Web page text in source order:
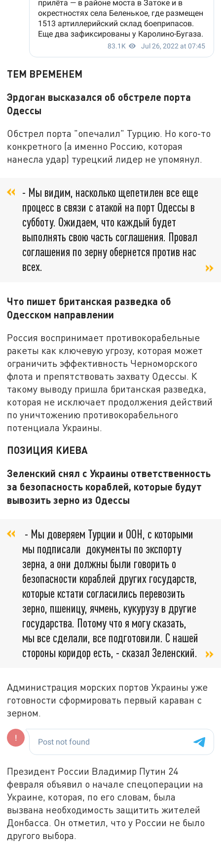
ТЕМ ВРЕМЕНЕМ
Эрдоган высказался об обстреле порта
Одессы
Обстрел порта "опечалил" Турцию. Но кого-то
конкретного (а именно Россию, которая
нанесла удар) турецкий лидер не упомянул.
- Мы видим, насколько щепетилен все еще
процесс в связи с атакой на порт Одессы в
субботу. Ожидаем, что каждый будет
выполнять свою часть соглашения. Провал
соглашения по зерну обернется против нас
всех.
Что пишет британская разведка об
Одесском направлении
Россия воспринимает противокорабельные
ракеты как ключевую угрозу, которая может
ограничить эффективность Черноморского
флота и препятствовать захвату Одессы. К
такому выводу пришла британская разведка,
которая не исключает продолжения действий
по уничтожению противокорабельного
потенциала Украины.
ПОЗИЦИЯ КИЕВА
Зеленский снял с Украины ответственность
за безопасность кораблей, которые будут
вывозить зерно из Одессы
- Мы доверяем Турции и ООН, с которыми
мы подписали документы по экспорту
зерна, а они должны были говорить о
безопасности кораблей других государств,
которые кстати согласились перевозить
зерно, пшеницу, ячмень, кукурузу в другие
государства. Потому что я могу сказать,
мы все сделали, все подготовили. С нашей
стороны коридор есть, - сказал Зеленский.
Администрация морских портов Украины уже
готовности сформировать первый караван с
зерном.
Президент России Владимир Путин 24
февраля объявил о начале спецоперации на
Украине, которая, по его словам, была
вызвана необходимость защитить жителей
Донбасса. Он отметил, что у России не было
другого выбора.